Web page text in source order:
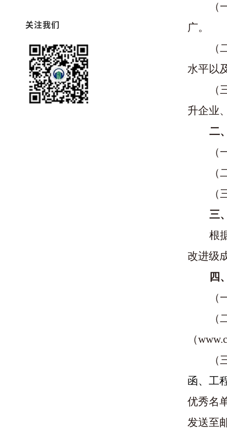
关注我们
广。
水平以
升企业
二
（
（
（
三
根
改进级
四
（
（
（
函、工
优秀名
发送至